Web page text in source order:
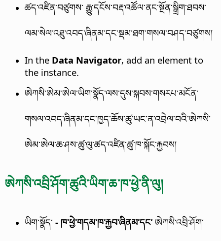
ཚད་འཛིན་བཙུགས་ རྒྱུ་དངོས་བརྡ་འཚོལ་ནང་སྔོན་སྒྲིག་ཐབས་
ལམ་སེལ་འཐུ་འབད་ཞིནམ་དང་སྡམ་ཐག་གསལ་བཤད་བཙུགས།
In the Data Navigator, add an element to
the instance.
ཨེཀསི་ཨེམ་ཨེལ་ཡིག་སྣོད་ལས་དུས་སྐབས་གསརཔ་མངོན་
གསལ་འབད་ཞིནམ་དང་ཁྱད་ཆོས་ཚུ་ཡང་ན་འབྲེལ་བའི་ཨེཀསི་
ཨེམ་ཨེལ་ཆ་ཤས་ཚུ་ལུ་ཚད་འཛིན་ཚུ་ཁ་སྐོང་རྐྱབས།
ཨེཀསི་འབྲི་ཤོག་ཚུའི་ཡིག་ཆ་ཁ་ཕྱེ་ནི་ལུ།
ཡིག་སྣོད་ - ཁ་ཕྱེ་གདམ་ཁ་རྐྱབ་ཞིནམ་དང་ ཨེཀསི་འབྲི་ཤོག་